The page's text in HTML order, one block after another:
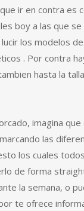
ir en contra es
boy a las que se
los modelos
. Por contra
hasta la
imagina
las
los cuales
de forma
la semana, o
te ofrece